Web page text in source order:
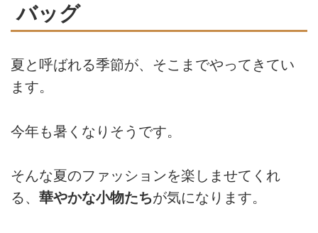
バッグ
夏と呼ばれる季節が、そこまでやってきてい
ます。
今年も暑くなりそうです。
そんな夏のファッションを楽しませてくれ
る、 華やかな小物たちが気になります。